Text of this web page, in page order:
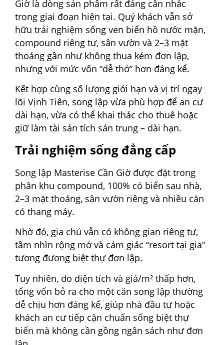
Giờ là dòng sản phẩm rất đáng cân nhắc
trong giai đoạn hiện tại. Quý khách vẫn sở
hữu trải nghiệm sống ven biển hồ nước mặn,
compound riêng tư, sân vườn và 2–3 mặt
thoáng gần như không thua kém đơn lập,
nhưng với mức vốn “dễ thở” hơn đáng kể.
Kết hợp cùng số lượng giới hạn và vị trí ngay
lõi Vịnh Tiên, song lập vừa phù hợp để an cư
dài hạn, vừa có thể khai thác cho thuê hoặc
giữ làm tài sản tích sản trung – dài hạn.
Trải nghiệm sống đẳng cấp
Song lập Masterise Cần Giờ được đặt trong
phân khu compound, 100% có biển sau nhà,
2–3 mặt thoáng, sân vườn riêng và nhiều căn
có thang máy.
Nhờ đó, gia chủ vẫn có không gian riêng tư,
tầm nhìn rộng mở và cảm giác “resort tại gia”
tương đương biệt thự đơn lập.
Tuy nhiên, do diện tích và giá/m² thấp hơn,
tổng vốn bỏ ra cho một căn song lập thường
dễ chịu hơn đáng kể, giúp nhà đầu tư hoặc
khách an cư tiếp cận chuẩn sống biệt thự
biển mà không cần gồng ngân sách như đơn